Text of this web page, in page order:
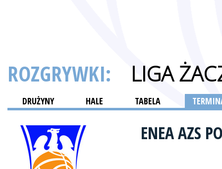
ROZGRYWKI: LIGA
DRUŻYNY HALE TABELA
ENEA AZS